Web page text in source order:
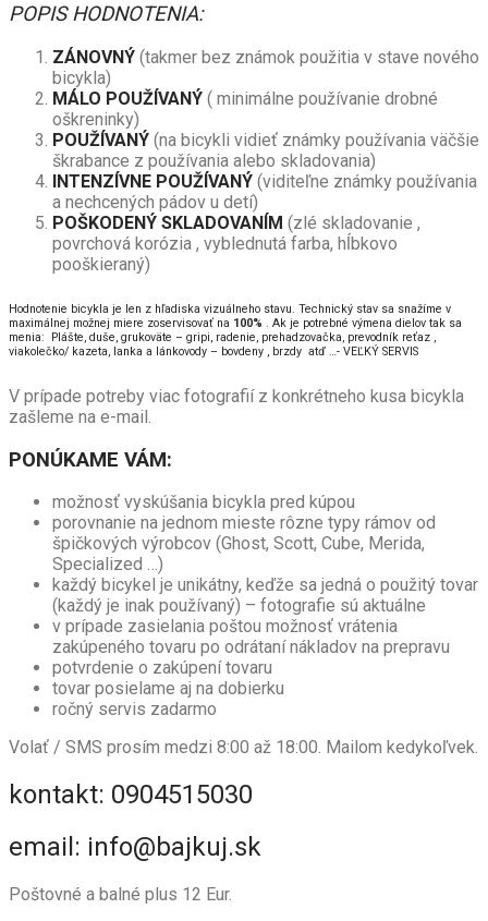
POPIS HODNOTENIA:
ZÁNOVNÝ (takmer bez známok použitia v stave nového
bicykla)
MÁLO POUŽÍVANÝ ( minimálne používanie drobné
oškreninky)
POUŽÍVANÝ (na bicykli vidieť známky používania väčšie
škrabance z používania alebo skladovania)
INTENZÍVNE POUŽÍVANÝ (viditeľne známky používania
a nechcených pádov u detí)
POŠKODENÝ SKLADOVANÍM (zlé skladovanie ,
povrchová korózia , vyblednutá farba, hĺbkovo
pooškieraný)
Hodnotenie bicykla je len z hľadiska vizuálneho stavu. Technický stav sa snažíme v
maximálnej možnej miere zoservisovať na 100% . Ak je potrebné výmena dielov tak sa
menia: Plášte, duše, grukoväte – gripi, radenie, prehadzovačka, prevodník reťaz ,
viakolečko/ kazeta, lanka a lánkovody – bovdeny , brzdy atď …- VEĽKÝ SERVIS
V prípade potreby viac fotografií z konkrétneho kusa bicykla
zašleme na e-mail.
PONÚKAME VÁM:
možnosť vyskúšania bicykla pred kúpou
porovnanie na jednom mieste rôzne typy rámov od
špičkových výrobcov (Ghost, Scott, Cube, Merida,
Specialized …)
každý bicykel je unikátny, keďže sa jedná o použitý tovar
(každý je inak používaný) – fotografie sú aktuálne
v prípade zasielania poštou možnosť vrátenia
zakúpeného tovaru po odrátaní nákladov na prepravu
potvrdenie o zakúpení tovaru
tovar posielame aj na dobierku
ročný servis zadarmo
Volať / SMS prosím medzi 8:00 až 18:00. Mailom kedykoľvek.
kontakt: 0904515030
email: info@bajkuj.sk
Poštovné a balné plus 12 Eur.